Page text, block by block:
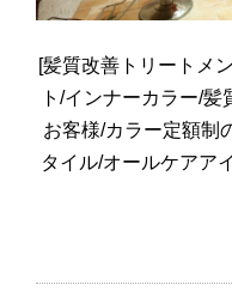
[髪質改善トリートメ
ト/インナーカラー/
お客様/カラー定額制
タイル/オールケアア